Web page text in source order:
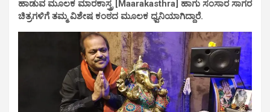
ಹಾಡುವ ಮೂಲಕ ಮಾರಕಾಸ್ತ್ರ [Maarakasthra] ಹಾಗು ಸಂಸಾರ ಸಾಗರ
ಚಿತ್ರಗಳಿಗೆ ತಮ್ಮ ವಿಶೇಷ ಕಂಠದ ಮೂಲಕ ಧ್ವನಿಯಾಗಿದ್ದಾರೆ.